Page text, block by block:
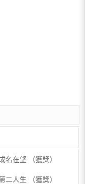
名在望 （獲獎）
二人生 （獲獎）